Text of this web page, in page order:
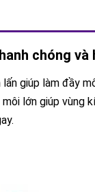
chóng và
giúp làm đầy
lớn giúp